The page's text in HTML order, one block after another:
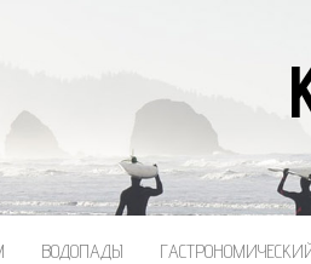
ВОДОПАДЫ